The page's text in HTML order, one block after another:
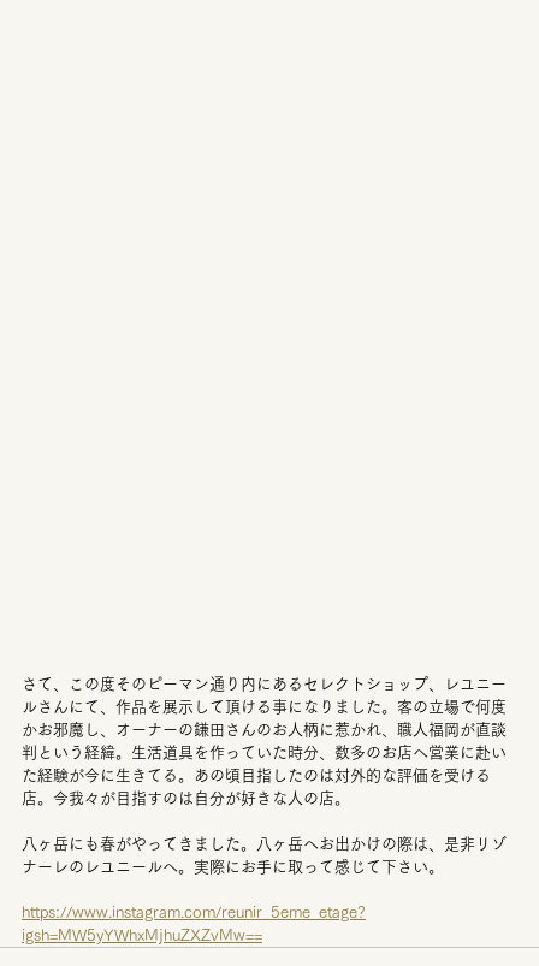
さて、この度そのピーマン通り内にあるセレクトショップ、レユニー
ルさんにて、作品を展示して頂ける事になりました。客の立場で何度
かお邪魔し、オーナーの鎌田さんのお人柄に惹かれ、職人福岡が直談
判という経緯。生活道具を作っていた時分、数多のお店へ営業に赴い
た経験が今に生きてる。あの頃目指したのは対外的な評価を受ける
店。今我々が目指すのは自分が好きな人の店。
八ヶ岳にも春がやってきました。八ヶ岳へお出かけの際は、是非リゾ
ナーレのレユニールへ。実際にお手に取って感じて下さい。
https://www.instagram.com/reunir_5eme_etage?
igsh=MW5yYWhxMjhuZXZvMw==